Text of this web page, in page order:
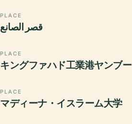
PLACE
قصر الصانع
PLACE
キングファハド工業港ヤンブー
PLACE
マディーナ・イスラーム大学